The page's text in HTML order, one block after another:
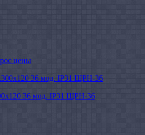
цены
36 мод. IP31 ЩРН-36